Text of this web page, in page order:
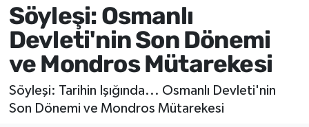
Söyleşi: Osmanlı
Devleti'nin Son Dönemi
ve Mondros Mütarekesi
Söyleşi: Tarihin Işığında... Osmanlı Devleti'nin
Son Dönemi ve Mondros Mütarekesi
Sağlık
Eğitim
Ekonomi